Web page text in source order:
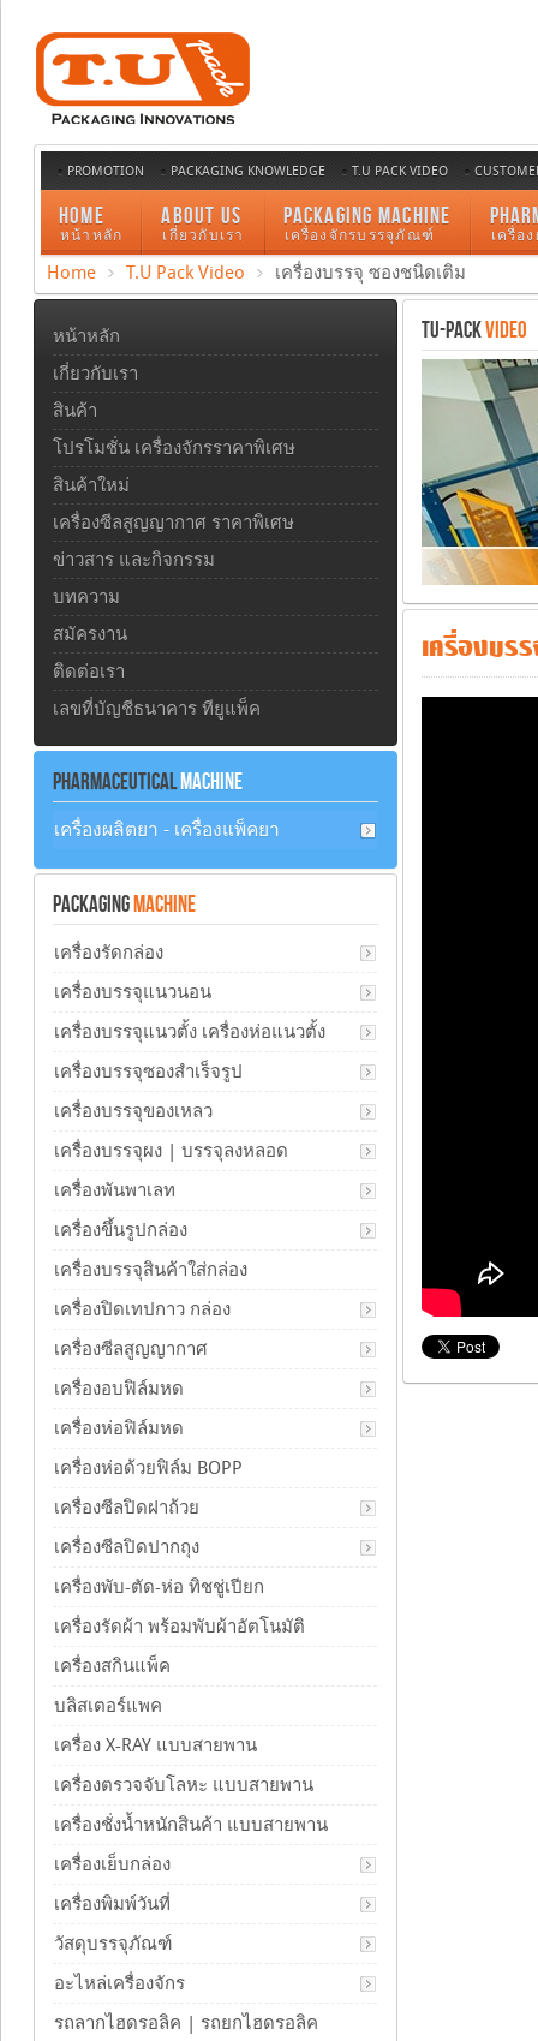
PROMOTION PACKAGING KNOWLEDGE T.U PACK VIDEO
HOME
หน้าหลัก
ABOUT US
เกี่ยวกับเรา
PACKAGING MACHINE
เครื่องจักรบรรจุภัณฑ์ เครื่อ
Home T.U Pack Video เครื่องบรรจุ ซองชนิดเติม
TU-PACKVIDEO
เครื่องบร
หน้าหลัก
เกี่ยวกับเรา
สินค้า
โปรโมชั่น เครื่องจักรราคาพิเศษ
สินค้าใหม่
เครื่องซีลสูญญากาศ ราคาพิเศษ
ข่าวสาร และกิจกรรม
บทความ
สมัครงาน
ติดต่อเรา
เลขที่บัญชีธนาคาร ทียูแพ็ค
PHARMACEUTICALMACHINE
เครื่องผลิตยา - เครื่องแพ็คยา
PACKAGING MACHINE
เครื่องรัดกล่อง
เครื่องบรรจุแนวนอน
เครื่องบรรจุแนวตั้ง เครื่องห่อแนวตั้ง
เครื่องบรรจุซองสำเร็จรูป
เครื่องบรรจุของเหลว
เครื่องบรรจุผง | บรรจุลงหลอด
เครื่องพันพาเลท
เครื่องขึ้นรูปกล่อง
เครื่องบรรจุสินค้าใส่กล่อง
เครื่องปิดเทปกาว กล่อง
เครื่องซีลสูญญากาศ
เครื่องอบฟิล์มหด
เครื่องห่อฟิล์มหด
เครื่องห่อด้วยฟิล์ม BOPP
เครื่องซีลปิดฝาถ้วย
เครื่องซีลปิดปากถุง
เครื่องพับ-ตัด-ห่อ ทิชชู่เปียก
เครื่องรัดผ้า พร้อมพับผ้าอัตโนมัติ
เครื่องสกินแพ็ค
บลิสเตอร์แพค
เครื่อง X-RAY แบบสายพาน
เครื่องตรวจจับโลหะ แบบสายพาน
เครื่องชั่งน้ำหนักสินค้า แบบสายพาน
เครื่องเย็บกล่อง
เครื่องพิมพ์วันที่
วัสดุบรรจุภัณฑ์
อะไหล่เครื่องจักร
รถลากไฮดรอลิค | รถยกไฮดรอลิค